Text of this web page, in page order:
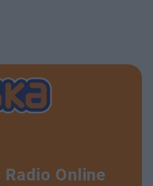
Radio Online